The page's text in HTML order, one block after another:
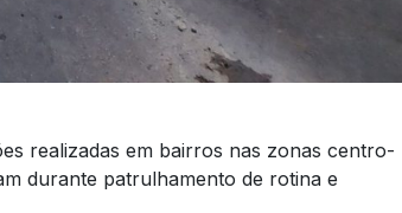
realizadas em bairros nas zonas centro-
durante patrulhamento de rotina e